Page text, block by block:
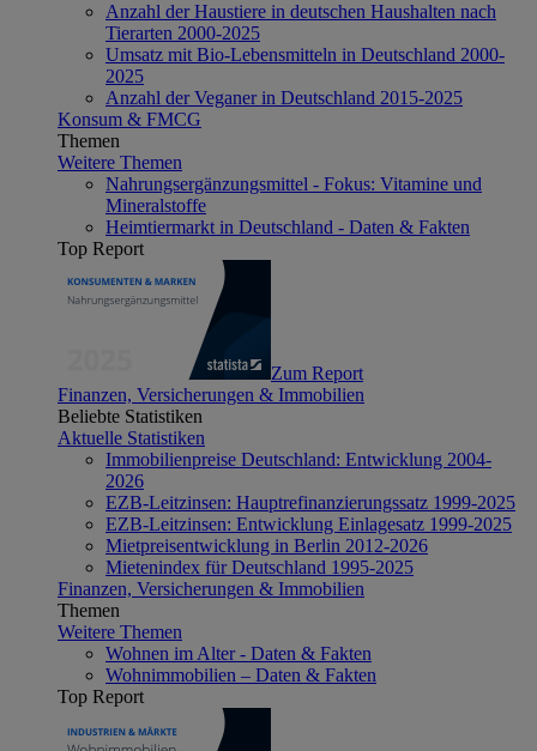
Anzahl der Haustiere in deutschen Haushalten nach
Tierarten 2000-2025
Umsatz mit Bio-Lebensmitteln in Deutschland 2000-
2025
Anzahl der Veganer in Deutschland 2015-2025
Konsum & FMCG
Themen
Weitere Themen
Nahrungsergänzungsmittel - Fokus: Vitamine und
Mineralstoffe
Heimtiermarkt in Deutschland - Daten & Fakten
Top Report
Zum Report
Finanzen, Versicherungen & Immobilien
Beliebte Statistiken
Aktuelle Statistiken
Immobilienpreise Deutschland: Entwicklung 2004-
2026
EZB-Leitzinsen: Hauptrefinanzierungssatz 1999-2025
EZB-Leitzinsen: Entwicklung Einlagesatz 1999-2025
Mietpreisentwicklung in Berlin 2012-2026
Mietenindex für Deutschland 1995-2025
Finanzen, Versicherungen & Immobilien
Themen
Weitere Themen
Wohnen im Alter - Daten & Fakten
Wohnimmobilien – Daten & Fakten
Top Report